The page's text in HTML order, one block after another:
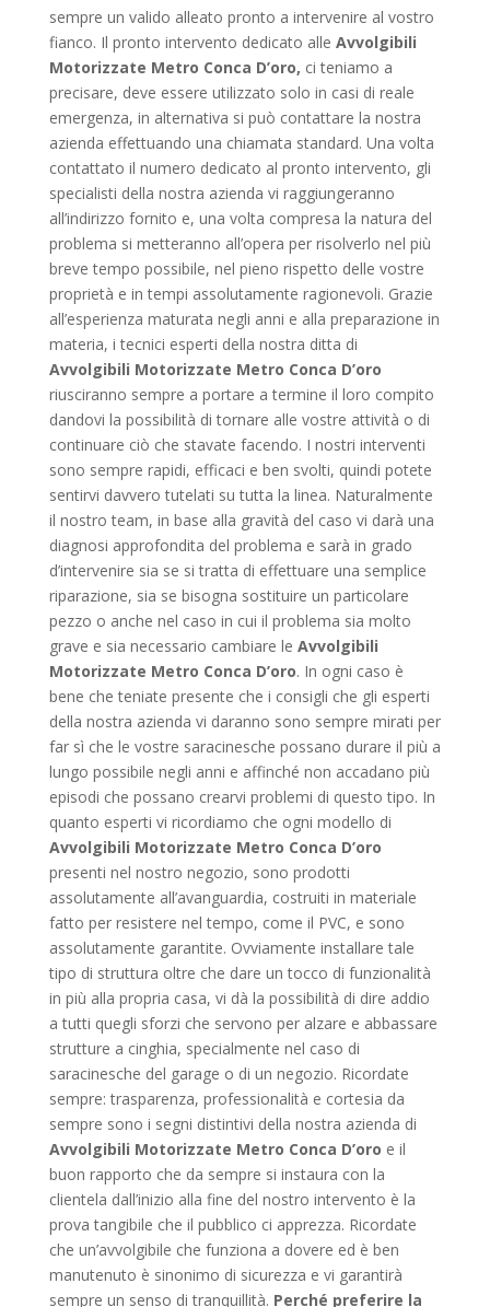
sempre un valido alleato pronto a intervenire al vostro
fianco. Il pronto intervento dedicato alle Avvolgibili
Motorizzate Metro Conca D’oro, ci teniamo a
precisare, deve essere utilizzato solo in casi di reale
emergenza, in alternativa si può contattare la nostra
azienda effettuando una chiamata standard. Una volta
contattato il numero dedicato al pronto intervento, gli
specialisti della nostra azienda vi raggiungeranno
all’indirizzo fornito e, una volta compresa la natura del
problema si metteranno all’opera per risolverlo nel più
breve tempo possibile, nel pieno rispetto delle vostre
proprietà e in tempi assolutamente ragionevoli. Grazie
all’esperienza maturata negli anni e alla preparazione in
materia, i tecnici esperti della nostra ditta di
Avvolgibili Motorizzate Metro Conca D’oro
riusciranno sempre a portare a termine il loro compito
dandovi la possibilità di tornare alle vostre attività o di
continuare ciò che stavate facendo. I nostri interventi
sono sempre rapidi, efficaci e ben svolti, quindi potete
sentirvi davvero tutelati su tutta la linea. Naturalmente
il nostro team, in base alla gravità del caso vi darà una
diagnosi approfondita del problema e sarà in grado
d’intervenire sia se si tratta di effettuare una semplice
riparazione, sia se bisogna sostituire un particolare
pezzo o anche nel caso in cui il problema sia molto
grave e sia necessario cambiare le Avvolgibili
Motorizzate Metro Conca D’oro. In ogni caso è
bene che teniate presente che i consigli che gli esperti
della nostra azienda vi daranno sono sempre mirati per
far sì che le vostre saracinesche possano durare il più a
lungo possibile negli anni e affinché non accadano più
episodi che possano crearvi problemi di questo tipo. In
quanto esperti vi ricordiamo che ogni modello di
Avvolgibili Motorizzate Metro Conca D’oro
presenti nel nostro negozio, sono prodotti
assolutamente all’avanguardia, costruiti in materiale
fatto per resistere nel tempo, come il PVC, e sono
assolutamente garantite. Ovviamente installare tale
tipo di struttura oltre che dare un tocco di funzionalità
in più alla propria casa, vi dà la possibilità di dire addio
a tutti quegli sforzi che servono per alzare e abbassare
strutture a cinghia, specialmente nel caso di
saracinesche del garage o di un negozio. Ricordate
sempre: trasparenza, professionalità e cortesia da
sempre sono i segni distintivi della nostra azienda di
Avvolgibili Motorizzate Metro Conca D’oro e il
buon rapporto che da sempre si instaura con la
clientela dall’inizio alla fine del nostro intervento è la
prova tangibile che il pubblico ci apprezza. Ricordate
che un’avvolgibile che funziona a dovere ed è ben
manutenuto è sinonimo di sicurezza e vi garantirà
sempre un senso di tranquillità. Perché preferire la